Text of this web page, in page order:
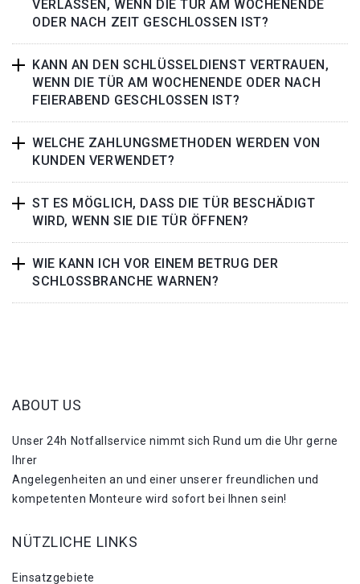
VERLASSEN, WENN DIE TÜR AM WOCHENENDE
ODER NACH ZEIT GESCHLOSSEN IST?
KANN AN DEN SCHLÜSSELDIENST VERTRAUEN,
WENN DIE TÜR AM WOCHENENDE ODER NACH
FEIERABEND GESCHLOSSEN IST?
WELCHE ZAHLUNGSMETHODEN WERDEN VON
KUNDEN VERWENDET?
ST ES MÖGLICH, DASS DIE TÜR BESCHÄDIGT
WIRD, WENN SIE DIE TÜR ÖFFNEN?
WIE KANN ICH VOR EINEM BETRUG DER
SCHLOSSBRANCHE WARNEN?
ABOUT US
Unser 24h Notfallservice nimmt sich Rund um die Uhr gerne
Ihrer
Angelegenheiten an und einer unserer freundlichen und
kompetenten Monteure wird sofort bei Ihnen sein!
NÜTZLICHE LINKS
Einsatzgebiete